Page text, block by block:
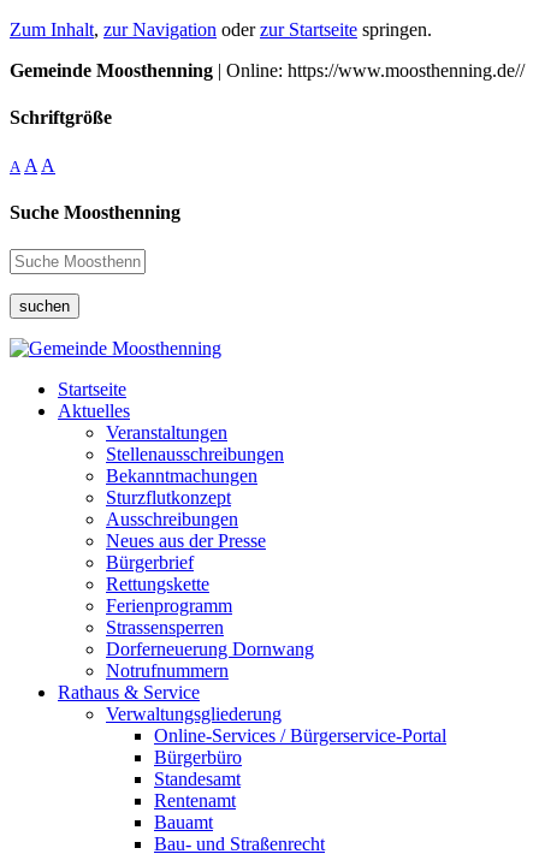
Zum Inhalt, zur Navigation oderzur Startseite springen.
Gemeinde Moosthenning | Online: https://www.moosthenning.de//
Schriftgröße
A A A
Suche Moosthenning
suchen
Startseite
Aktuelles
Veranstaltungen
Stellenausschreibungen
Bekanntmachungen
Sturzflutkonzept
Ausschreibungen
Neues aus der Presse
Bürgerbrief
Rettungskette
Ferienprogramm
Strassensperren
Dorferneuerung Dornwang
Notrufnummern
Rathaus & Service
Verwaltungsgliederung
Online-Services / Bürgerservice-Portal
Bürgerbüro
Standesamt
Rentenamt
Bauamt
Bau- und Straßenrecht